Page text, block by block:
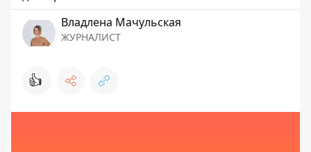
Владлена Мачульская
ЖУРНАЛИСТ
👍